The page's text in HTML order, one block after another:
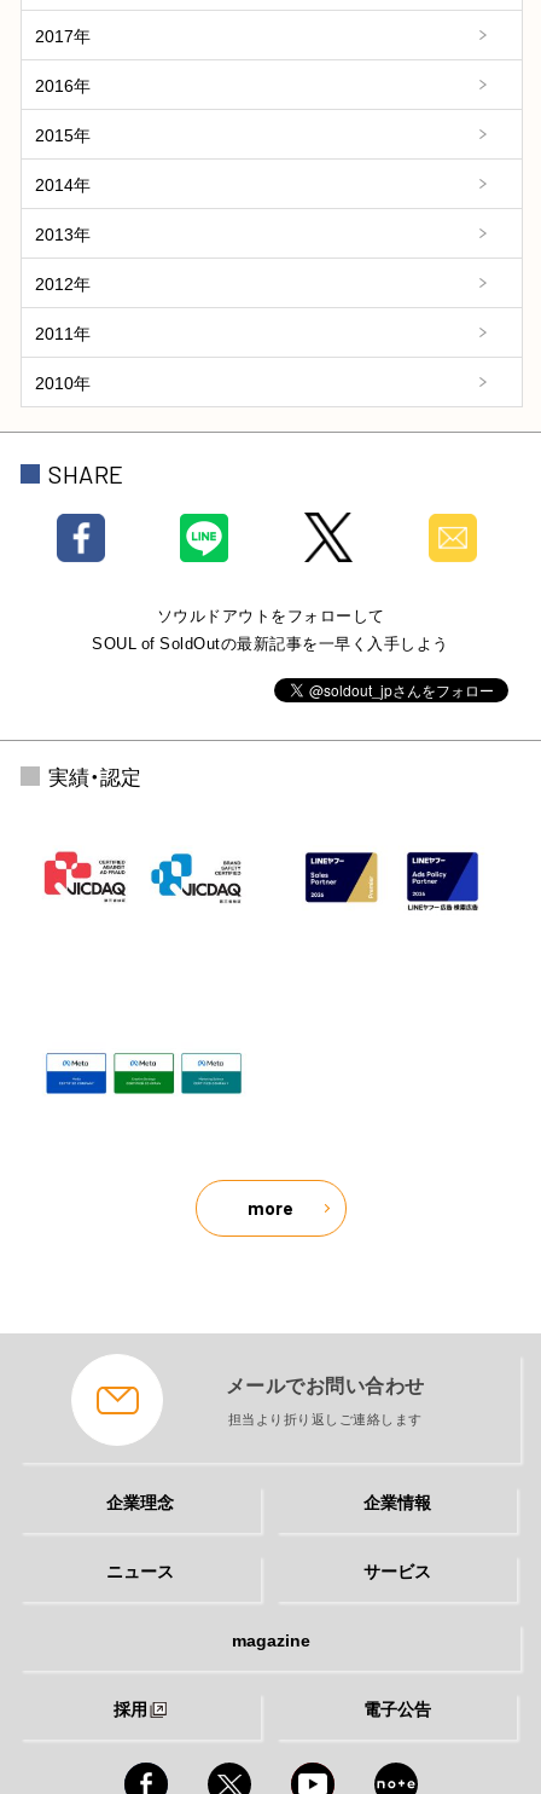
2017年
2016年
2015年
2014年
2013年
2012年
2011年
2010年
SHARE
ソウルドアウトをフォローして
SOUL of SoldOutの最新記事を一早く入手しよう
実績・認定
more
メールでお問い合わせ
担当より折り返しご連絡します
企業理念 企業情報
ニュース サービス
magazine
採用 電子公告